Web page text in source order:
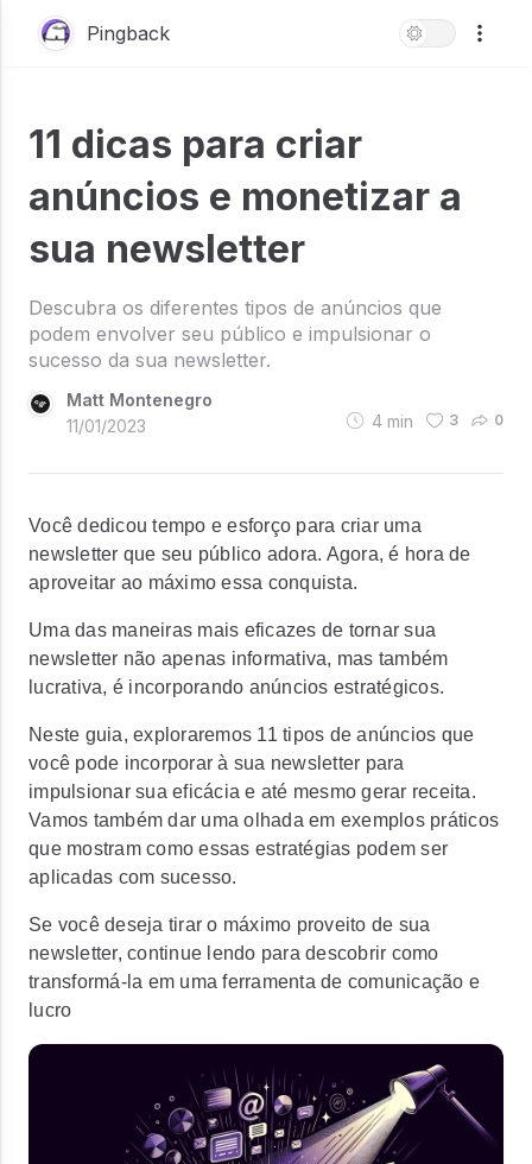
Pingback
11 dicas para criar
anúncios e monetizar a
sua newsletter
Descubra os diferentes tipos de anúncios que
podem envolver seu público e impulsionar o
sucesso da sua newsletter.
Matt Montenegro
11/01/2023
4 min 3 0
Você dedicou tempo e esforço para criar uma
newsletter que seu público adora. Agora, é hora de
aproveitar ao máximo essa conquista.
Uma das maneiras mais eficazes de tornar sua
newsletter não apenas informativa, mas também
lucrativa, é incorporando anúncios estratégicos.
Neste guia, exploraremos 11 tipos de anúncios que
você pode incorporar à sua newsletter para
impulsionar sua eficácia e até mesmo gerar receita.
Vamos também dar uma olhada em exemplos práticos
que mostram como essas estratégias podem ser
aplicadas com sucesso.
Se você deseja tirar o máximo proveito de sua
newsletter, continue lendo para descobrir como
transformá-la em uma ferramenta de comunicação e
lucro